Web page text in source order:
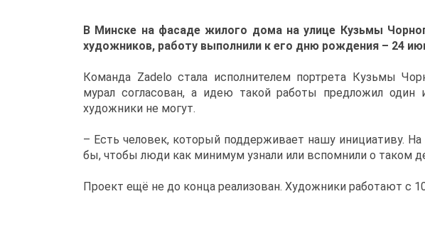
В Минске на фасаде жилого дома на улице Кузьмы
художников, работу выполнили к его дню рождения – 24
Команда Zadelo стала исполнителем портрета Кузьмы
мурал согласован, а идею такой работы предложил
художники не могут.
– Есть человек, который поддерживает нашу инициативу.
бы, чтобы люди как минимум узнали или вспомнили о таком
Проект ещё не до конца реализован. Художники работают с